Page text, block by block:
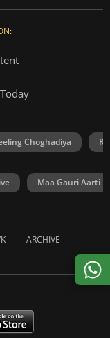
Choghadiya
Maa Gauri Aarti
ARCHIVE